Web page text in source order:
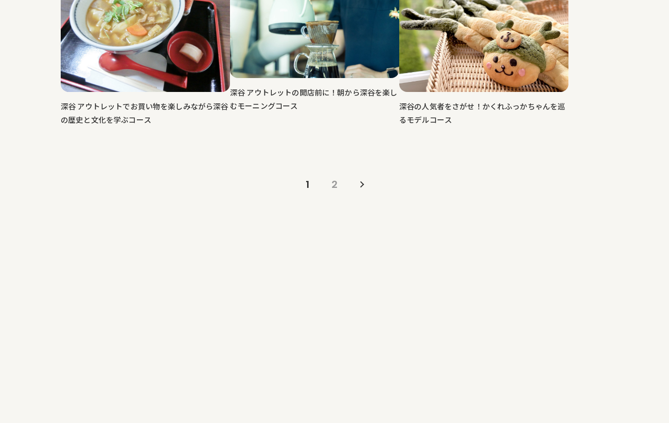
深谷 アウトレットでお買い物を楽しみながら深谷
の歴史と文化を学ぶコース
深谷 アウトレットの開店前に！朝から深谷を楽し
むモーニングコース
深谷の人気者をさがせ！かくれふっかちゃんを巡
るモデルコース
1 2